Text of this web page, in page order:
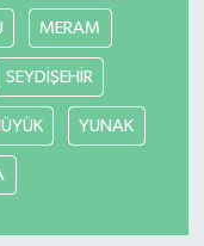
MERAM
SEYDİŞEHİR
YUNAK